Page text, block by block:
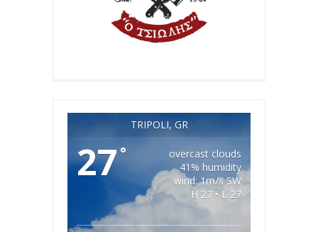
TRIPOLI, GR
27°
overcast clouds
41% humidity
wind: 1m/s SW
H 27 • L 27